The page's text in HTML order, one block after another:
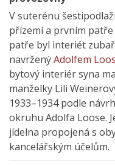
V suterénu
přízemí a prvním
patře byl interiét
navrženýAdolfem
bytový interiér syna
manželky Lili
1933–1934 podle
okruhu Adolfa Loose.
jídelna propojená s
kancelářským účelům.